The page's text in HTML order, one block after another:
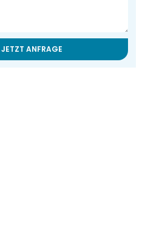
JETZT ANFRAGE